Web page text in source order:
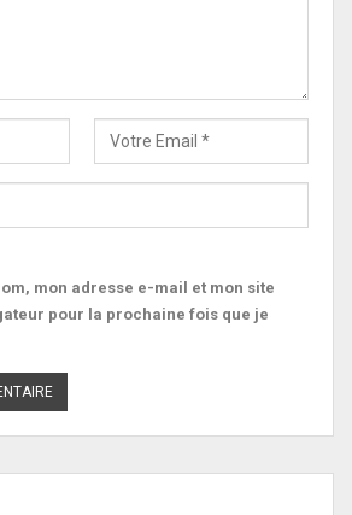
mon adresse e-mail et mon site
pour la prochaine fois que je